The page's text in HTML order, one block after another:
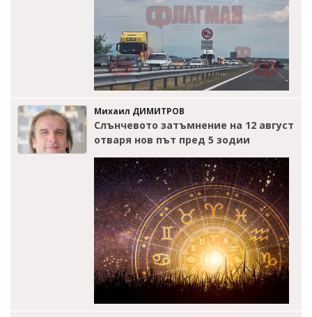
Михаил ДИМИТРОВ
Слънчевото затъмнение на 12 август
отваря нов път пред 5 зодии